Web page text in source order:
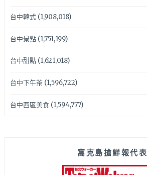
台中韓式(1,908,018)
台中景點(1,751,199)
台中甜點(1,621,018)
台中下午茶(1,596,722)
台中西區美食(1,594,777)
窩克島搶鮮報代表